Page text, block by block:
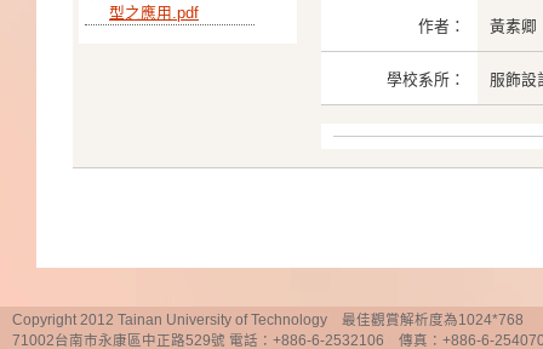
型之應用.pdf
作者： 黃素卿
學校系所： 服飾設
Copyright 2012 Tainan University of Technology 最佳觀賞解析度為1024*768
71002台南市永康區中正路529號 電話：+886-6-2532106 傳真：+886-6-